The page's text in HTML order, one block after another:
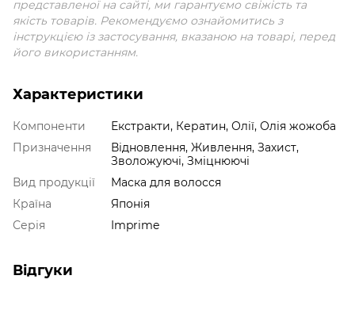
представленої на сайті, ми гарантуємо свіжість та
якість товарів. Рекомендуємо ознайомитись з
інструкцією із застосування, вказаною на товарі, перед
його використанням.
Характеристики
Компоненти
Екстракти, Кератин, Олії, Олія жожоба
Призначення
Відновлення, Живлення, Захист,
Зволожуючі, Зміцнюючі
Вид продукції
Маска для волосся
Країна
Японія
Серія
Imprime
Відгуки